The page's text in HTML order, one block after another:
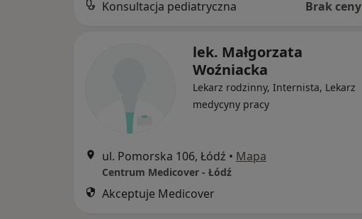
Konsultacja pediatryczna
Brak ceny
lek. Małgorzata
Woźniacka
Lekarz rodzinny, Internista, Lekarz
medycyny pracy
ul. Pomorska 106, Łódź • Mapa
Centrum Medicover - Łódź
Akceptuje Medicover